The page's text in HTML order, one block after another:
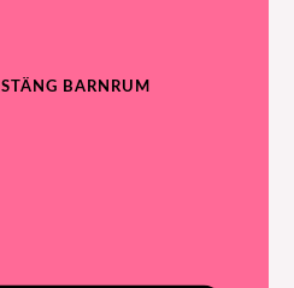
STÄNG BARNRUM